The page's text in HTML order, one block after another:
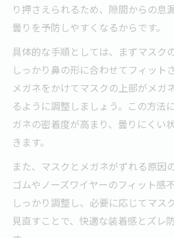
り押さえられるため、隙間からの息
曇りを予防しやすくなるからです。
具体的な手順としては、まずマスク
しっかり鼻の形に合わせてフィット
メガネをかけてマスクの上部がメガ
るように調整しましょう。この方法
ガネの密着度が高まり、曇りにくい
きます。
また、マスクとメガネがずれる原因
ゴムやノーズワイヤーのフィット感
しっかり調整し、必要に応じてマス
見直すことで、快適な装着感とズレ